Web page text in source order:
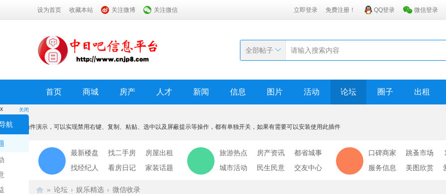
设为首页 收藏本站 关注微博 关注微信 立即登录 免费注册！ QQ登录 微信登录
全部帖子
首页 商城 房产 人才 新闻 信息 图片 活动 论坛 圈子 出租
关闭
航
x
本功能为插件演示，可以实现禁用右键、复制、粘贴、选中以及屏蔽提示等操作，都有单独开关，如果有需要可以安装使用此插件
我知道了
最新楼盘 找二手房
房屋出租
找经纪人
看房日记 家装话题
旅游热点 房产资讯
都省城事
城市活动
民生民意 交友中心
口碑商家 跳蚤市场
服务信息
美图欣赏
» 论坛 › 娱乐精选 › 微信收录